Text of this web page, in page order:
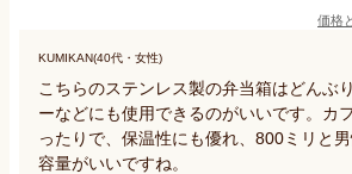
価格
KUMIKAN(40代・女性)
こちらのステンレス製の弁当箱はどんぶ
ーなどにも使用できるのがいいです。カ
ったりで、保温性にも優れ、800ミリと
容量がいいですね。